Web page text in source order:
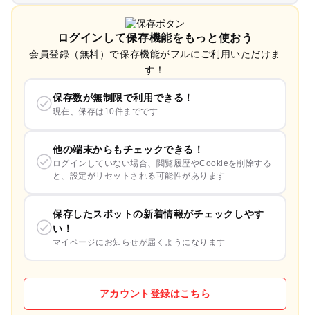
ログインして保存機能をもっと使おう
会員登録（無料）で保存機能がフルにご利用いただけま
す！
保存数が無制限で利用できる！
現在、保存は10件までです
他の端末からもチェックできる！
ログインしていない場合、閲覧履歴やCookieを削除する
と、設定がリセットされる可能性があります
保存したスポットの新着情報がチェックしやす
い！
マイページにお知らせが届くようになります
アカウント登録はこちら